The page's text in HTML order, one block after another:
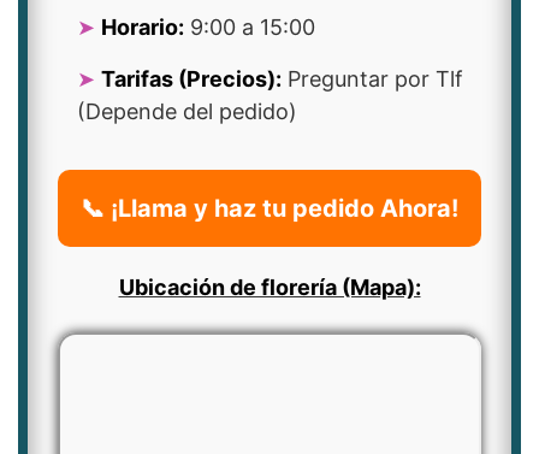
Horario: 9:00 a 15:00
Tarifas (Precios): Preguntar por Tlf
(Depende del pedido)
📞 ¡Llama y haz tu pedido Ahora!
Ubicación de florería (Mapa):